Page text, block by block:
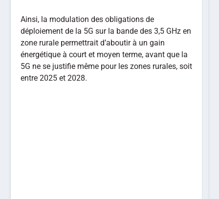
Ainsi, la modulation des obligations de
déploiement de la 5G sur la bande des 3,5 GHz en
zone rurale permettrait d’aboutir à un gain
énergétique à court et moyen terme, avant que la
5G ne se justifie même pour les zones rurales, soit
entre 2025 et 2028.